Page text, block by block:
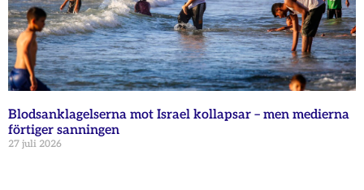
Blodsanklagelserna mot Israel kollapsar – men medierna
förtiger sanningen
27 juli 2026